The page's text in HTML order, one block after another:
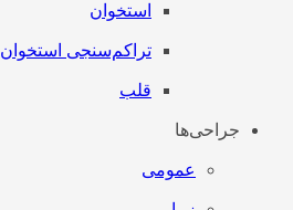
استخوان
تراکم‌سنجی استخوان
قلب
جراحی‌ها
عمومی